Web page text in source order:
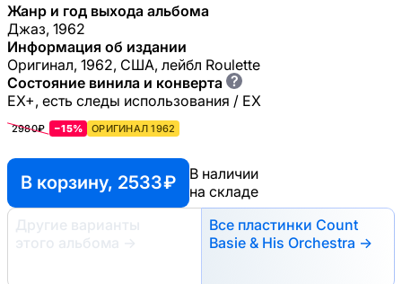
Жанр и год выхода альбома
Джаз, 1962
Информация об издании
Оригинал, 1962, США, лейбл Roulette
Состояние винила и конверта ?
EX+, есть следы использования / EX
2980₽ −15% ОРИГИНАЛ 1962
В корзину, 2533 ₽
В наличии
на складе
Другие варианты
этого альбома
→
Все пластинки Count
Basie & His Orchestra →